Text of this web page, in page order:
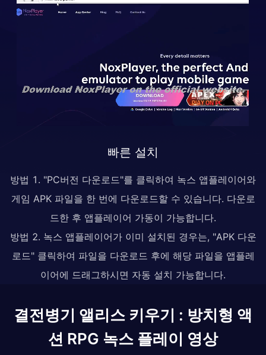
빠른 설치
방법 1. "PC버전 다운로드"를 클릭하여 녹스 앱플레이어와
게임 APK 파일을 한 번에 다운로드할 수 있습니다. 다운로
드한 후 앱플레이어 가동이 가능합니다.
방법 2. 녹스 앱플레이어가 이미 설치된 경우는, "APK 다운
로드" 클릭하여 파일을 다운로드 후에 해당 파일을 앱플레
이어에 드래그하시면 자동 설치 가능합니다.
결전병기 앨리스 키우기 : 방치형 액
션 RPG 녹스 플레이 영상